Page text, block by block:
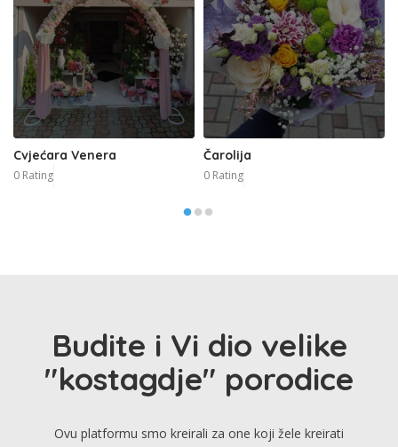
Cvjećara Venera
0 Rating
Čarolija
0 Rating
Budite i Vi dio velike
"kostagdje" porodice
Ovu platformu smo kreirali za one koji žele kreirati